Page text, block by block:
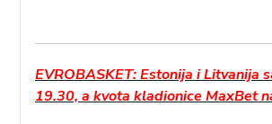
EVROBASKET: Estonija i Litvanija
19.30, a kvota kladionice MaxBet